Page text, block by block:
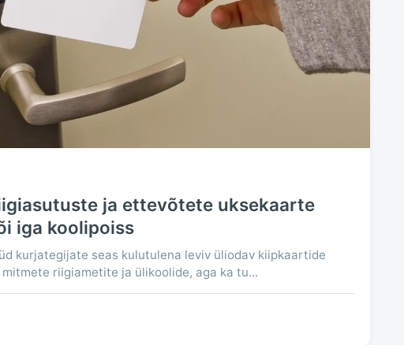
ja ettevõtete uksekaarte
iga koolipoiss
kurjategijate seas kulutulena leviv üliodav kiipkaartide
riigiametite ja ülikoolide, aga ka tu...